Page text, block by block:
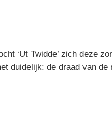
‘Ut Twidde’ zich deze
duidelijk: de draad van de